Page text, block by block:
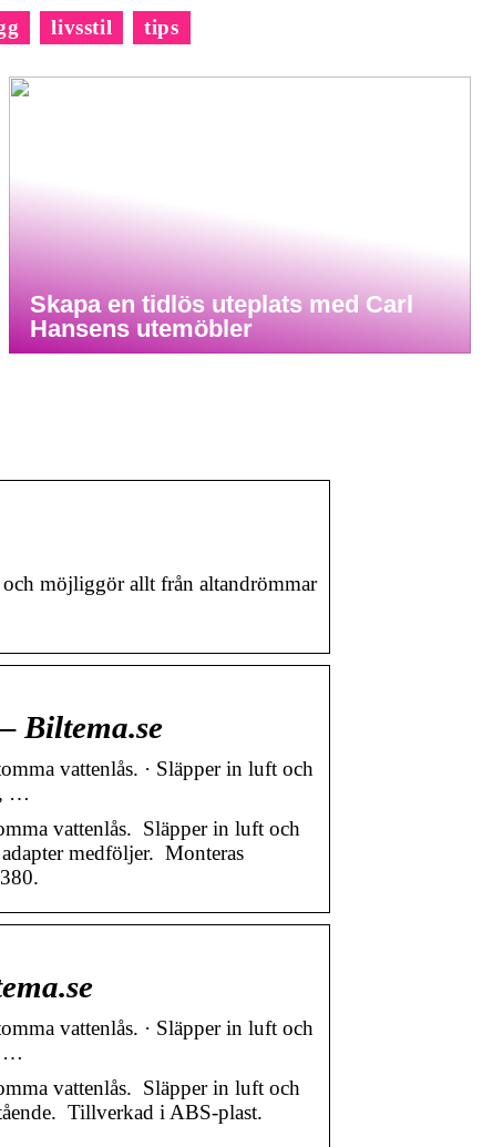
livsstil tips
Skapa en tidlös uteplats med Carl
Hansens utemöbler
möjliggör allt från altandrömmar
Biltema.se
vattenlås. · Släpper in luft och
…
vattenlås. Släpper in luft och
medföljer. Monteras
vattenlås. · Släpper in luft och
…
vattenlås. Släpper in luft och
Tillverkad i ABS-plast.